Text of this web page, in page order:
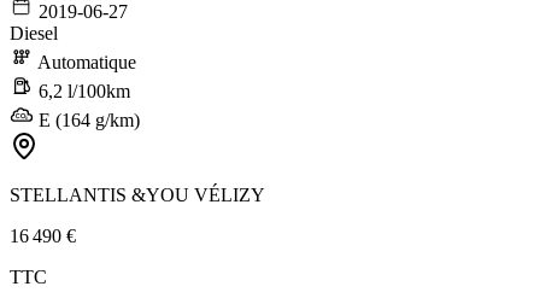
2019-06-27
Diesel
Automatique
6,2 l/100km
E (164 g/km)
STELLANTIS &YOU VÉLIZY
16 490 €
TTC